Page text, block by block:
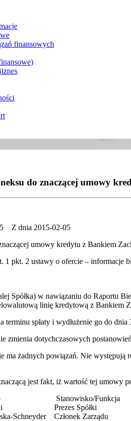
finansowych
do znaczącej umowy
Z dnia 2015-02-05
umowy kredytu z Bankiem
pkt. 2 ustawy o ofercie – informacje
Spółka) w nawiązaniu do Raportu
linię kredytową z Bankiem
terminu spłaty i wydłużenie go do
zmienia dotychczasowych
ma żadnych powiązań. Nie
jest fakt, iż wartość tej umowy
Stanowisko/Funkcja
Prezes Spółki
Schneyder Członek Zarządu